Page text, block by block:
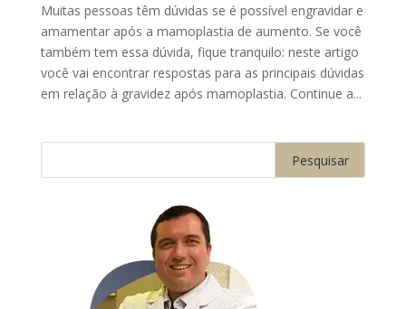
Muitas pessoas têm dúvidas se é possível engravidar e
amamentar após a mamoplastia de aumento. Se você
também tem essa dúvida, fique tranquilo: neste artigo
você vai encontrar respostas para as principais dúvidas
em relação à gravidez após mamoplastia. Continue a...